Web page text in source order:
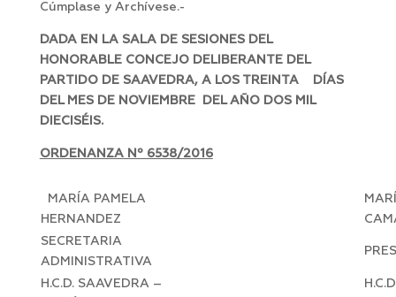
Cúmplase y Archívese.-
DADA EN LA SALA DE SESIONES DEL
HONORABLE CONCEJO DELIBERANTE DEL
PARTIDO DE SAAVEDRA, A LOS TREINTA DÍAS
DEL MES DE NOVIEMBRE DEL AÑO DOS MIL
DIECISÉIS.
ORDENANZA Nº 6538/2016
MARÍA PAMELA
HERNANDEZ
SECRETARIA
ADMINISTRATIVA
H.C.D. SAAVEDRA –